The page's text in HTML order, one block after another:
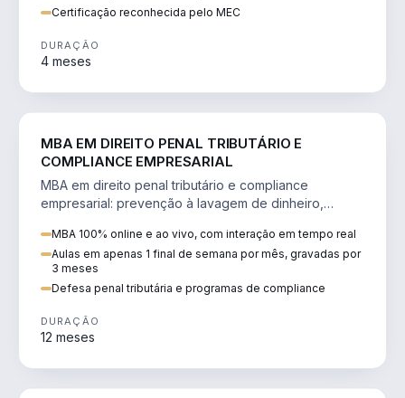
Certificação reconhecida pelo MEC
DURAÇÃO
4 meses
MBA EM DIREITO PENAL TRIBUTÁRIO E
COMPLIANCE EMPRESARIAL
MBA em direito penal tributário e compliance
empresarial: prevenção à lavagem de dinheiro,
MBA 100% online e ao vivo, com interação em tempo real
Aulas em apenas 1 final de semana por mês, gravadas por
3 meses
Defesa penal tributária e programas de compliance
DURAÇÃO
12 meses